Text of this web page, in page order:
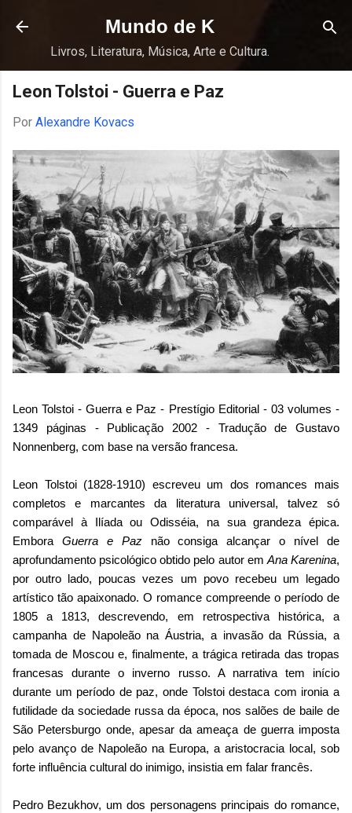
Pular para o conteúdo principal
Mundo de K
Livros, Literatura, Música, Arte e Cultura.
Leon Tolstoi - Guerra e Paz
Por Alexandre Kovacs
Leon Tolstoi - Guerra e Paz - Prestígio Editorial - 03 volumes -
1349 páginas - Publicação 2002 - Tradução de Gustavo
Nonnenberg, com base na versão francesa.
Leon Tolstoi (1828-1910) escreveu um dos romances mais
completos e marcantes da literatura universal, talvez só
comparável à Ilíada ou Odisséia, na sua grandeza épica.
Embora Guerra e Paznão consiga alcançar o nível de
aprofundamento psicológico obtido pelo autor em Ana Karenina,
por outro lado, poucas vezes um povo recebeu um legado
artístico tão apaixonado. O romance compreende o período de
1805 a 1813, descrevendo, em retrospectiva histórica, a
campanha de Napoleão na Áustria, a invasão da Rússia, a
tomada de Moscou e, finalmente, a trágica retirada das tropas
francesas durante o inverno russo. A narrativa tem início
durante um período de paz, onde Tolstoi destaca com ironia a
futilidade da sociedade russa da época, nos salões de baile de
São Petersburgo onde, apesar da ameaça de guerra imposta
pelo avanço de Napoleão na Europa, a aristocracia local, sob
forte influência cultural do inimigo, insistia em falar francês.
Pedro Bezukhov, um dos personagens principais do romance,